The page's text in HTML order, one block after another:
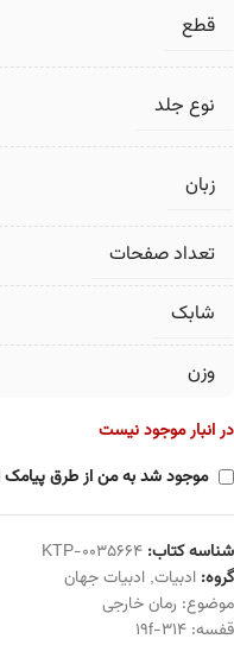
قطع
نوع جلد
زبان
تعداد صفحات
شابک
وزن
در انبار موجود نیست
موجود شد به من از طرق پیامک
شناسه کتاب: KTP-0035664
گروه: ادبیات, ادبیات جهان
موضوع: رمان خارجی
قفسه: 314-19f